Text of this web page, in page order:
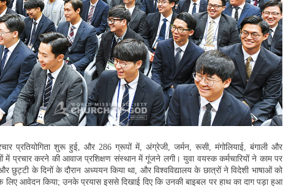
प्रतियोगिता शुरू हुई, और 286 ग्रूपों में, अंग्रेजी, जर्मन, रूसी, मंगोलियाई, बंगाली और
में प्रचार करने की आवाज प्रशिक्षण संस्थान में गूंजने लगी। युवा वयस्क कर्मचारियों ने काम पर
के दिनों के दौरान अध्ययन किया था, और विश्वविद्यालय के छात्रों ने विदेशी भाषाओं को
लिए आवेदन किया; उनके प्रयास इससे दिखाई दिए कि उनकी बाइबल पर हाथ का दाग पड़ा हुआ